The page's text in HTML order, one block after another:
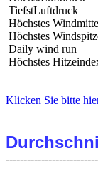
TiefstLuftdruck
Höchstes
Höchstes
Daily wind run
Höchstes
Klicken Sie bitte